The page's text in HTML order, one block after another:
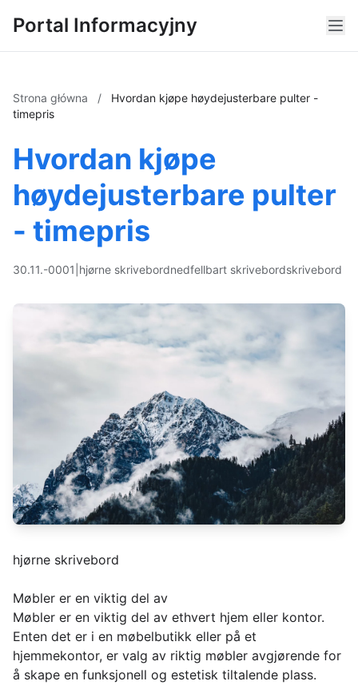
Portal Informacyjny
Strona główna /
Hvordan kjøpe høydejusterbare pulter -
timepris
Hvordan kjøpe
høydejusterbare pulter
- timepris
30.11.-0001 hjørne skrivebordnedfellbart skrivebordskrivebord
hjørne skrivebord
Møbler er en viktig del av
Møbler er en viktig del av ethvert hjem eller kontor.
Enten det er i en møbelbutikk eller på et
hjemmekontor, er valg av riktig møbler avgjørende for
å skape en funksjonell og estetisk tiltalende plass.